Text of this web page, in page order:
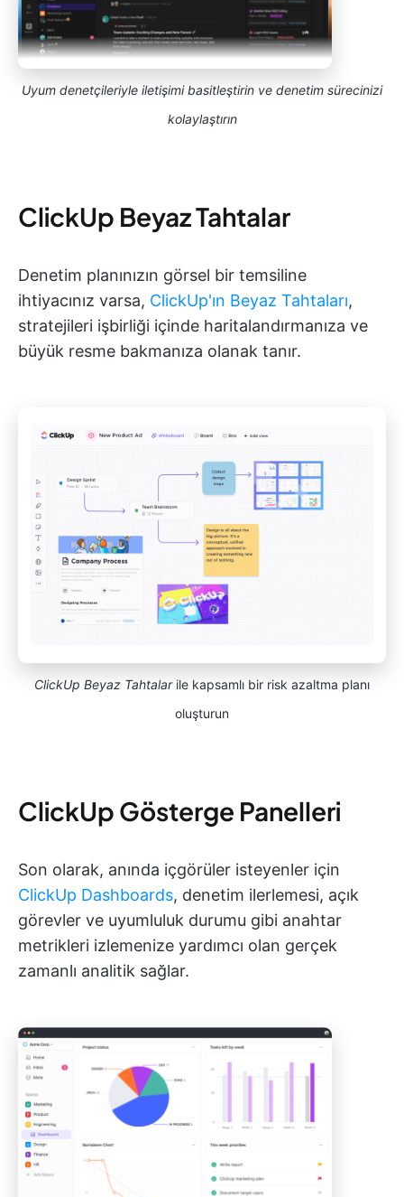
Uyum denetçileriyle iletişimi basitleştirin ve denetim sürecinizi
kolaylaştırın
ClickUp Beyaz Tahtalar
Denetim planınızın görsel bir temsiline
ihtiyacınız varsa, ClickUp'ın Beyaz Tahtaları,
stratejileri işbirliği içinde haritalandırmanıza ve
büyük resme bakmanıza olanak tanır.
ClickUp Beyaz Tahtalarile kapsamlı bir risk azaltma planı
oluşturun
ClickUp Gösterge Panelleri
Son olarak, anında içgörüler isteyenler için
ClickUp Dashboards, denetim ilerlemesi, açık
görevler ve uyumluluk durumu gibi anahtar
metrikleri izlemenize yardımcı olan gerçek
zamanlı analitik sağlar.